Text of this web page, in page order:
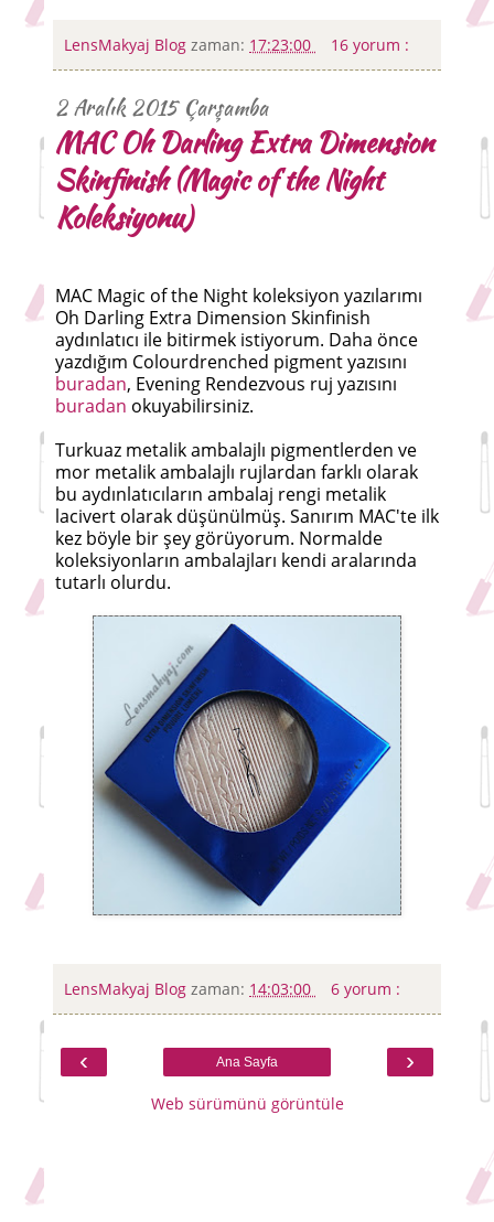
LensMakyaj Blog zaman: 17:23:00 16 yorum :
2 Aralık 2015 Çarşamba
MAC Oh Darling Extra Dimension
Skinfinish (Magic of the Night
Koleksiyonu)
MAC Magic of the Night koleksiyon yazılarımı
Oh Darling Extra Dimension Skinfinish
aydınlatıcı ile bitirmek istiyorum. Daha önce
yazdığım Colourdrenched pigment yazısını
buradan, Evening Rendezvous ruj yazısını
buradan okuyabilirsiniz.
Turkuaz metalik ambalajlı pigmentlerden ve
mor metalik ambalajlı rujlardan farklı olarak
bu aydınlatıcıların ambalaj rengi metalik
lacivert olarak düşünülmüş. Sanırım MAC'te ilk
kez böyle bir şey görüyorum. Normalde
koleksiyonların ambalajları kendi aralarında
tutarlı olurdu.
LensMakyaj Blog zaman: 14:03:00 6 yorum :
‹ ›
Ana Sayfa
Web sürümünü görüntüle